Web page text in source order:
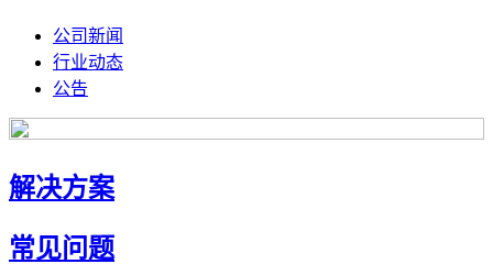
公司新闻
行业动态
公告
解决方案
常见问题